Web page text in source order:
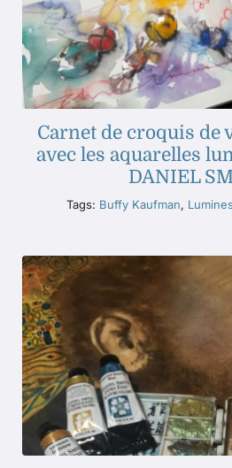
Carnet de croquis de
avec les aquarelles
DANIEL
Tags: Buffy Kaufman,